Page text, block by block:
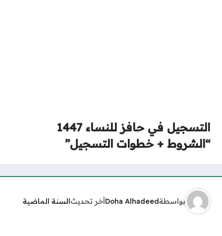
التسجيل في حافز للنساء 1447
“الشروط + خطوات التسجيل”
بواسطةDoha Alhadeedآخر تحديثالسنة الماضية